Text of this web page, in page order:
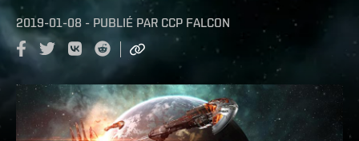
2019-01-08 - PUBLIÉ PAR CCP FALCON